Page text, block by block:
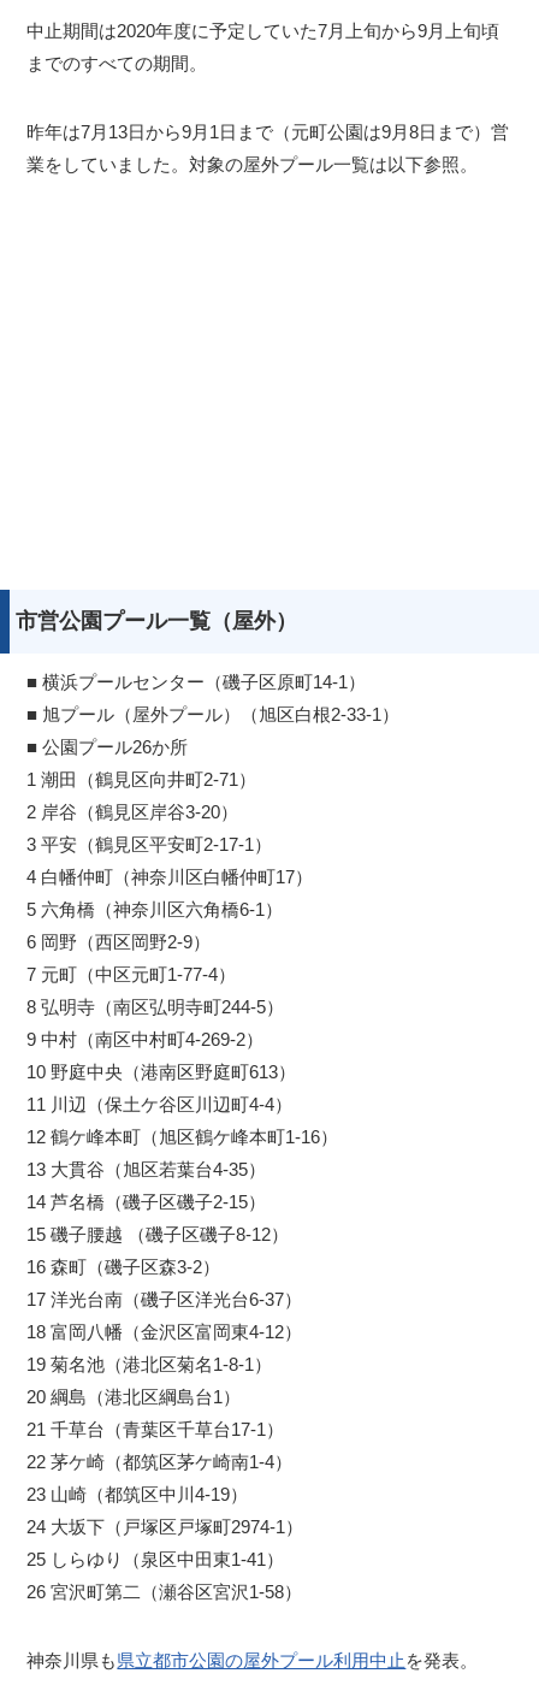
中止期間は2020年度に予定していた7月上旬から9月上旬頃
までのすべての期間。
昨年は7月13日から9月1日まで（元町公園は9月8日まで）営
業をしていました。対象の屋外プール一覧は以下参照。
市営公園プール一覧（屋外）
■ 横浜プールセンター（磯子区原町14-1）
■ 旭プール（屋外プール）（旭区白根2-33-1）
■ 公園プール26か所
1 潮田（鶴見区向井町2-71）
2 岸谷（鶴見区岸谷3-20）
3 平安（鶴見区平安町2-17-1）
4 白幡仲町（神奈川区白幡仲町17）
5 六角橋（神奈川区六角橋6-1）
6 岡野（西区岡野2-9）
7 元町（中区元町1-77-4）
8 弘明寺（南区弘明寺町244-5）
9 中村（南区中村町4-269-2）
10 野庭中央（港南区野庭町613）
11 川辺（保土ケ谷区川辺町4-4）
12 鶴ケ峰本町（旭区鶴ケ峰本町1-16）
13 大貫谷（旭区若葉台4-35）
14 芦名橋（磯子区磯子2-15）
15 磯子腰越 （磯子区磯子8-12）
16 森町（磯子区森3-2）
17 洋光台南（磯子区洋光台6-37）
18 富岡八幡（金沢区富岡東4-12）
19 菊名池（港北区菊名1-8-1）
20 綱島（港北区綱島台1）
21 千草台（青葉区千草台17-1）
22 茅ケ崎（都筑区茅ケ崎南1-4）
23 山崎（都筑区中川4-19）
24 大坂下（戸塚区戸塚町2974-1）
25 しらゆり（泉区中田東1-41）
26 宮沢町第二（瀬谷区宮沢1-58）
神奈川県も県立都市公園の屋外プール利用中止 を発表。